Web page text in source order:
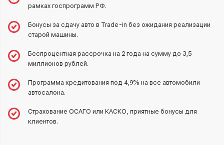
рамках госпрограмм РФ.
Бонусы за сдачу авто в Trade-in без ожидания реализации
старой машины.
Беспроцентная рассрочка на 2 года на сумму до 3,5
миллионов рублей.
Программа кредитования под 4,9% на все автомобили
автосалона.
Страхование ОСАГО или КАСКО, приятные бонусы для
клиентов.